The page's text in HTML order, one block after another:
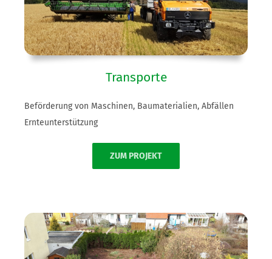
Transporte
Beförderung von Maschinen, Baumaterialien, Abfällen
Ernteunterstützung
ZUM PROJEKT